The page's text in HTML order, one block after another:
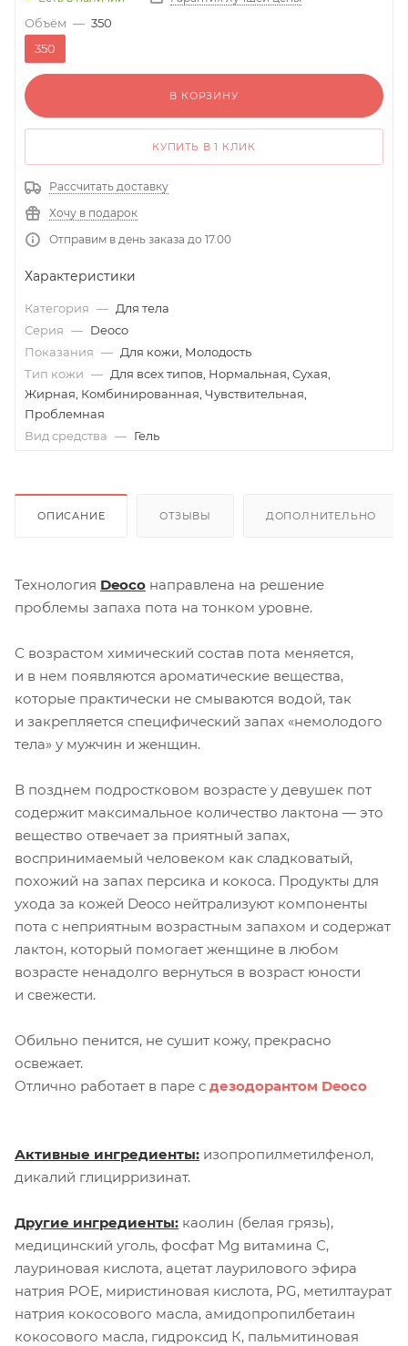
Объём — 350
350
В КОРЗИНУ
КУПИТЬ В 1 КЛИК
Рассчитать доставку
Хочу в подарок
Отправим в день заказа до 17.00
Характеристики
Категория — Для тела
Серия — Deoco
Показания — Для кожи, Молодость
Тип кожи — Для всех типов, Нормальная, Сухая,
Жирная, Комбинированная, Чувствительная,
Проблемная
Вид средства — Гель
ОПИСАНИЕ ОТЗЫВЫ ДОПОЛНИТЕЛЬНО
Технология Deoco направлена на решение
проблемы запаха пота на тонком уровне.
С возрастом химический состав пота меняется,
и в нем появляются ароматические вещества,
которые практически не смываются водой, так
и закрепляется специфический запах «немолодого
тела» у мужчин и женщин.
В позднем подростковом возрасте у девушек пот
содержит максимальное количество лактона — это
вещество отвечает за приятный запах,
воспринимаемый человеком как сладковатый,
похожий на запах персика и кокоса. Продукты для
ухода за кожей Deoco нейтрализуют компоненты
пота с неприятным возрастным запахом и содержат
лактон, который помогает женщине в любом
возрасте ненадолго вернуться в возраст юности
и свежести.
Обильно пенится, не сушит кожу, прекрасно
освежает.
Отлично работает в паре с дезодорантом Deoco
Активные ингредиенты: изопропилметилфенол,
дикалий глицирризинат.
Другие ингредиенты: каолин (белая грязь),
медицинский уголь, фосфат Mg витамина С,
лауриновая кислота, ацетат лаурилового эфира
натрия POE, миристиновая кислота, PG, метилтаурат
натрия кокосового масла, амидопропилбетаин
кокосового масла, гидроксид К, пальмитиновая